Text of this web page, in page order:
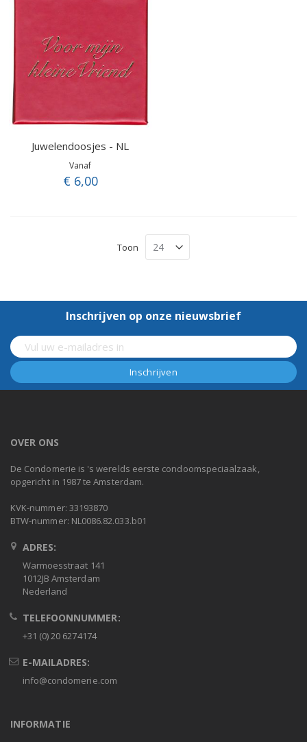
Juwelendoosjes - NL
Vanaf
€ 6,00
Toon
Inschrijven op onze nieuwsbrief
OVER ONS
De Condomerie is 's werelds eerste condoomspeciaalzaak,
opgericht in 1987 te Amsterdam.
KVK-nummer: 33193870
BTW-nummer: NL0086.82.033.b01
ADRES:
Warmoesstraat 141
1012JB Amsterdam
Nederland
TELEFOONNUMMER:
+31 (0) 20 6274174
E-MAILADRES:
info@condomerie.com
INFORMATIE